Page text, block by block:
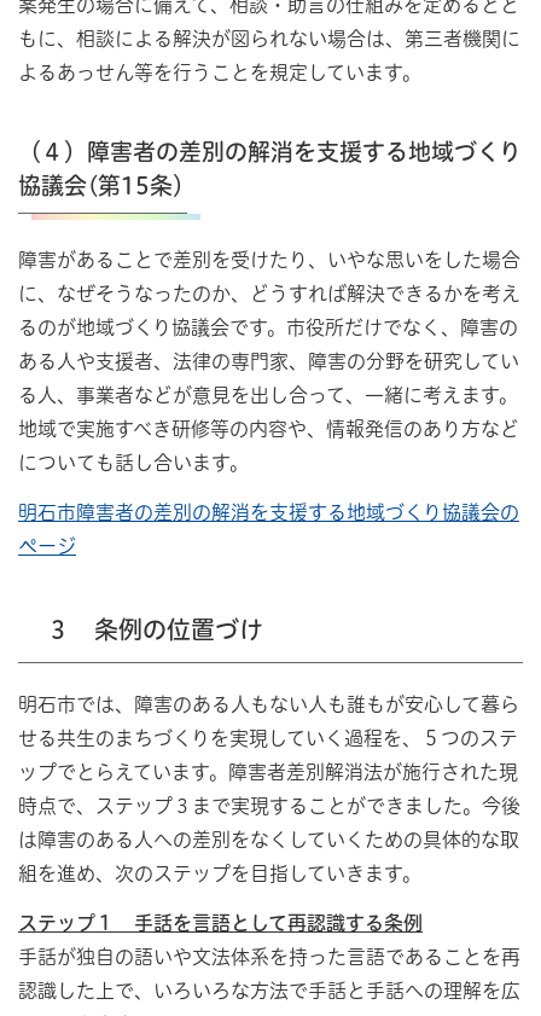
案発生の場合に備えて、相談・助言の仕組みを定めるとと
もに、相談による解決が図られない場合は、第三者機関に
よるあっせん等を行うことを規定しています。
（４）障害者の差別の解消を支援する地域づくり
協議会(第15条）
障害があることで差別を受けたり、いやな思いをした場合
に、なぜそうなったのか、どうすれば解決できるかを考え
るのが地域づくり協議会です。市役所だけでなく、障害の
ある人や支援者、法律の専門家、障害の分野を研究してい
る人、事業者などが意見を出し合って、一緒に考えます。
地域で実施すべき研修等の内容や、情報発信のあり方など
についても話し合います。
明石市障害者の差別の解消を支援する地域づくり協議会の
ページ
３ 条例の位置づけ
明石市では、障害のある人もない人も誰もが安心して暮ら
せる共生のまちづくりを実現していく過程を、５つのステ
ップでとらえています。障害者差別解消法が施行された現
時点で、ステップ３まで実現することができました。今後
は障害のある人への差別をなくしていくための具体的な取
組を進め、次のステップを目指していきます。
ステップ１ 手話を言語として再認識する条例
手話が独自の語いや文法体系を持った言語であることを再
認識した上で、いろいろな方法で手話と手話への理解を広